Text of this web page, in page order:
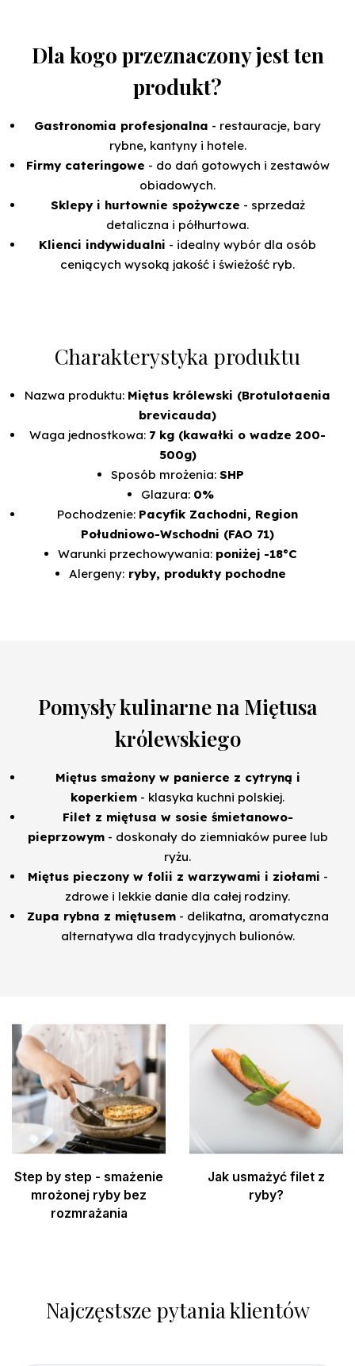
Dla kogo przeznaczony jest ten
produkt?
Gastronomia profesjonalna - restauracje, bary
rybne, kantyny i hotele.
Firmy cateringowe - do dań gotowych i zestawów
obiadowych.
Sklepy i hurtownie spożywcze - sprzedaż
detaliczna i półhurtowa.
Klienci indywidualni - idealny wybór dla osób
ceniących wysoką jakość i świeżość ryb.
Charakterystyka produktu
Nazwa produktu: Miętus królewski (Brotulotaenia
brevicauda)
Waga jednostkowa: 7 kg (kawałki o wadze 200-
500g)
Sposób mrożenia: SHP
Glazura: 0%
Pochodzenie: Pacyfik Zachodni, Region
Południowo-Wschodni (FAO 71)
Warunki przechowywania: poniżej -18°C
Alergeny: ryby, produkty pochodne
Pomysły kulinarne na Miętusa
królewskiego
Miętus smażony w panierce z cytryną i
koperkiem - klasyka kuchni polskiej.
Filet z miętusa w sosie śmietanowo-
pieprzowym- doskonały do ziemniaków puree lub
ryżu.
Miętus pieczony w folii z warzywami i ziołami -
zdrowe i lekkie danie dla całej rodziny.
Zupa rybna z miętusem- delikatna, aromatyczna
alternatywa dla tradycyjnych bulionów.
Step by step - smażenie
mrożonej ryby bez
rozmrażania
Jak usmażyć filet z
ryby?
Najczęstsze pytania klientów